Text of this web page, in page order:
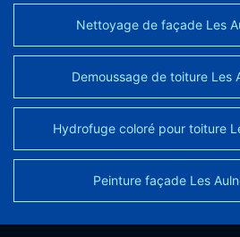
Nettoyage de façade Les
Demoussage de toiture Les
Hydrofuge coloré pour toiture
Peinture façade Les